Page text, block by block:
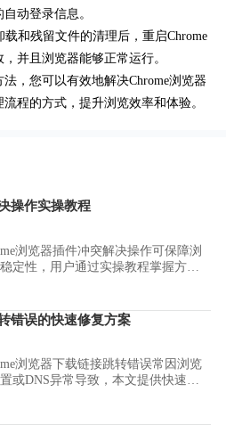
动登录信息。
和残留文件的清理后，重启Chrome
并且浏览器能够正常运行。
，您可以有效地解决Chrome浏览器
程的方式，提升浏览效率和体验。
操作实操教程
浏览器插件冲突解决操作可保障浏
定性，用户通过实操教程掌握方
错误的快速修复方案
浏览器下载链接跳转错误常因浏览
或DNS异常导致，本文提供快速修